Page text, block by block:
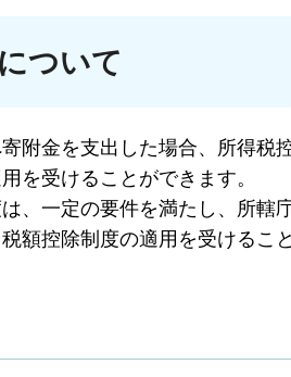
ついて
附金を支出した場合、所得税
を受けることができます。
、一定の要件を満たし、所
額控除制度の適用を受けるこ